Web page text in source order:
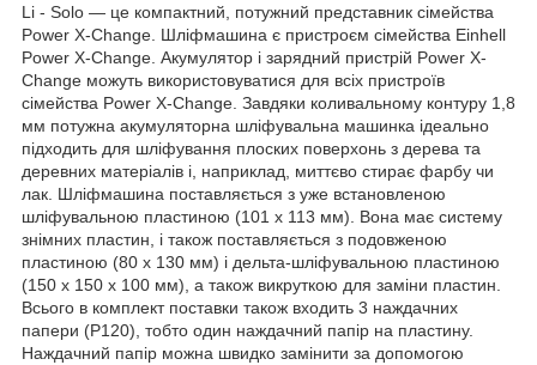
Li - Solo — це компактний, потужний представник сімейства
Power X-Change. Шліфмашина є пристроєм сімейства Einhell
Power X-Change. Акумулятор і зарядний пристрій Power X-
Change можуть використовуватися для всіх пристроїв
сімейства Power X-Change. Завдяки коливальному контуру 1,8
мм потужна акумуляторна шліфувальна машинка ідеально
підходить для шліфування плоских поверхонь з дерева та
деревних матеріалів і, наприклад, миттєво стирає фарбу чи
лак. Шліфмашина поставляється з уже встановленою
шліфувальною пластиною (101 x 113 мм). Вона має систему
знімних пластин, і також поставляється з подовженою
пластиною (80 x 130 мм) і дельта-шліфувальною пластиною
(150 x 150 x 100 мм), а також викруткою для заміни пластин.
Всього в комплект поставки також входить 3 наждачних
папери (P120), тобто один наждачний папір на пластину.
Наждачний папір можна швидко замінити за допомогою